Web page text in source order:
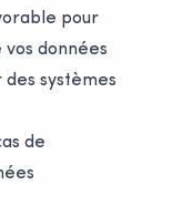
pour
données
systèmes
de